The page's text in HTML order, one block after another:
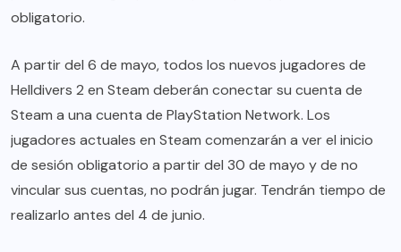
obligatorio.
A partir del 6 de mayo, todos los nuevos jugadores de
Helldivers 2 en Steam deberán conectar su cuenta de
Steam a una cuenta de PlayStation Network. Los
jugadores actuales en Steam comenzarán a ver el inicio
de sesión obligatorio a partir del 30 de mayo y de no
vincular sus cuentas, no podrán jugar. Tendrán tiempo de
realizarlo antes del 4 de junio.